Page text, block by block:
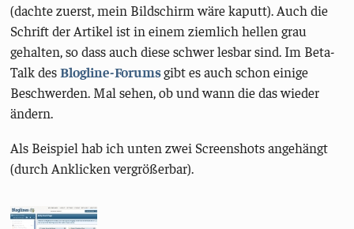
(dachte zuerst, mein Bildschirm wäre kaputt). Auch die
Schrift der Artikel ist in einem ziemlich hellen grau
gehalten, so dass auch diese schwer lesbar sind. Im Beta-
Talk desBlogline-Forumsgibt es auch schon einige
Beschwerden. Mal sehen, ob und wann die das wieder
ändern.
Als Beispiel hab ich unten zwei Screenshots angehängt
(durch Anklicken vergrößerbar).